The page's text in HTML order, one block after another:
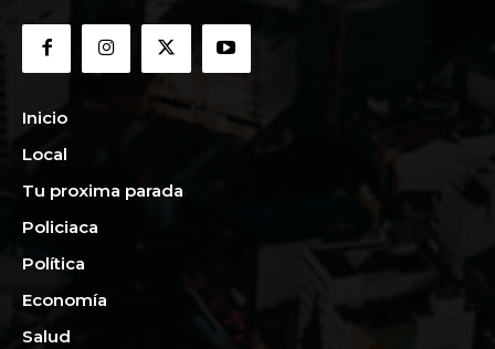
Inicio
Local
Tu proxima parada
Policiaca
Política
Economía
Salud